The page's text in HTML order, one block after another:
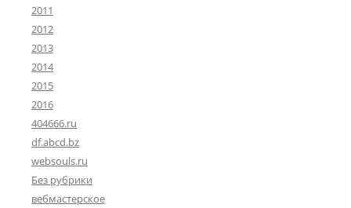
2011
2012
2013
2014
2015
2016
404666.ru
df.abcd.bz
websouls.ru
Без рубрики
вебмастерское